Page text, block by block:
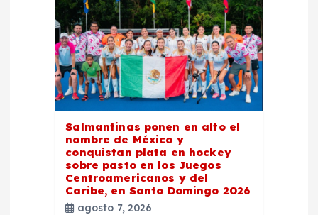
Salmantinas ponen en alto el
nombre de México y
conquistan plata en hockey
sobre pasto en los Juegos
Centroamericanos y del
Caribe, en Santo Domingo 2026
agosto 7, 2026